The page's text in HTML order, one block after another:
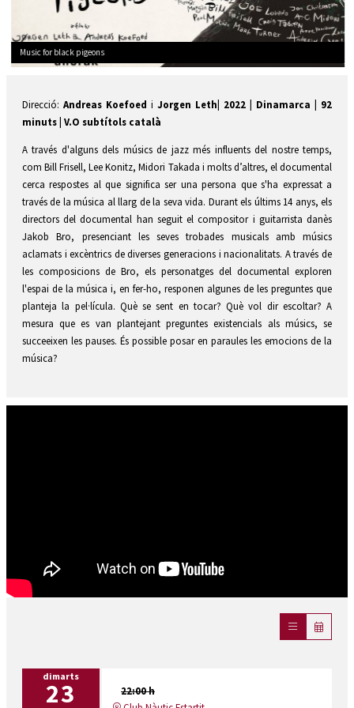
Music for black pigeons
Direcció: Andreas Koefoed i Jorgen Leth| 2022 | Dinamarca | 92
minuts | V.O subtítols català
A través d'alguns dels músics de jazz més influents del nostre temps,
com Bill Frisell, Lee Konitz, Midori Takada i molts d’altres, el documental
cerca respostes al que significa ser una persona que s'ha expressat a
través de la música al llarg de la seva vida. Durant els últims 14 anys, els
directors del documental han seguit el compositor i guitarrista danès
Jakob Bro, presenciant les seves trobades musicals amb músics
aclamats i excèntrics de diverses generacions i nacionalitats. A través de
les composicions de Bro, els personatges del documental exploren
l'espai de la música i, en fer-ho, responen algunes de les preguntes que
planteja la pel·lícula. Què se sent en tocar? Què vol dir escoltar? A
mesura que es van plantejant preguntes existencials als músics, se
succeeixen les pauses. És possible posar en paraules les emocions de la
música?
dimarts
23
22:00 h